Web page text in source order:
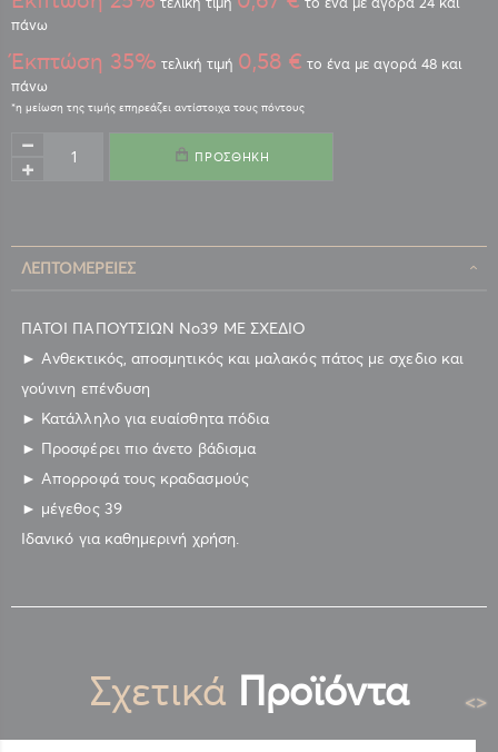
πάνω
Έκπτώση 35% τελική τιμή 0,58 € το ένα με αγορά 48 και
πάνω
ΠΡΟΣΘΉΚΗ
ΛΕΠΤΟΜΈΡΕΙΕΣ
ΠΑΤΟΙ ΠΑΠΟΥΤΣΙΩΝ Νο39 ΜΕ ΣΧΕΔΙΟ
► Ανθεκτικός, αποσμητικός και μαλακός πάτος με σχεδιο και
γούνινη επένδυση
► Κατάλληλο για ευαίσθητα πόδια
► Προσφέρει πιο άνετο βάδισμα
► Απορροφά τους κραδασμούς
► μέγεθος 39
Ιδανικό για καθημερινή χρήση.
Σχετικά Προϊόντα <>